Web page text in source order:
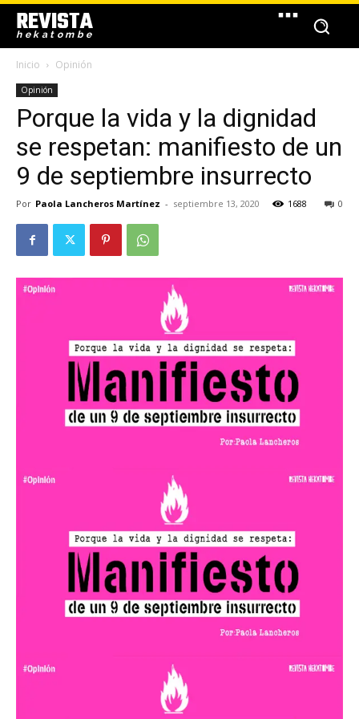
REVISTA
hekatombe
Inicio Opinión
Opinión
Porque la vida y la dignidad
se respetan: manifiesto de un
9 de septiembre insurrecto
Por Paola Lancheros Martínez - septiembre 13, 2020 0
1688